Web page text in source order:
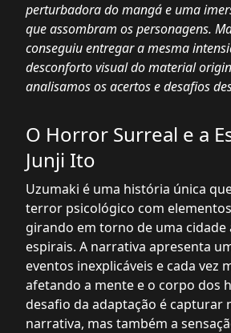
perturbadora do mangá e uma
que assombram os personagens.
conseguiu entregar a mesma
desconforto visual do material
analisamos os acertos e desafios
O Horror Surreal e a
Junji Ito
Uzumaki é uma história única
terror psicológico com
girando em torno de uma
espirais. A narrativa apresenta
eventos inexplicáveis e cada vez
afetando a mente e o corpo dos
desafio da adaptação é capturar
narrativa, mas também a